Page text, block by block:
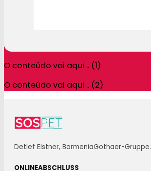
O conteúdo vai aqui .. (1)
O conteúdo vai aqui .. (2)
Detlef Elstner, BarmeniaGothaer-Gruppe.
ONLINEABSCHLUSS